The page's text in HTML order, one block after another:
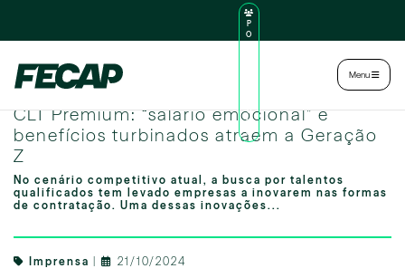
P
O
U
N
O
Menu
CLT Premium: “salário emocional” e
benefícios turbinados atraem a Geração
Z
No cenário competitivo atual, a busca por talentos
qualificados tem levado empresas a inovarem nas formas
de contratação. Uma dessas inovações...
Imprensa 21/10/2024